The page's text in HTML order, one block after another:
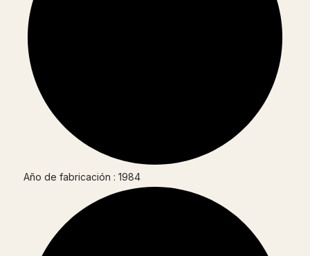
Año de fabricación : 1984